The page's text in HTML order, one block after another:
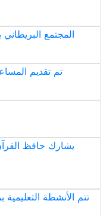
المجتمع
تم تقديم المساعدة
يشارك حافظ
تتم الأنشطة